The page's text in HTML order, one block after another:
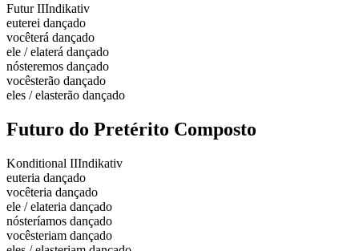
Futur IIIndikativ
euterei dançado
vocêterá dançado
ele / elaterá dançado
nósteremos dançado
vocêsterão dançado
eles / elasterão dançado
Futuro do Pretérito Composto
Konditional IIIndikativ
euteria dançado
vocêteria dançado
ele / elateria dançado
nósteríamos dançado
vocêsteriam dançado